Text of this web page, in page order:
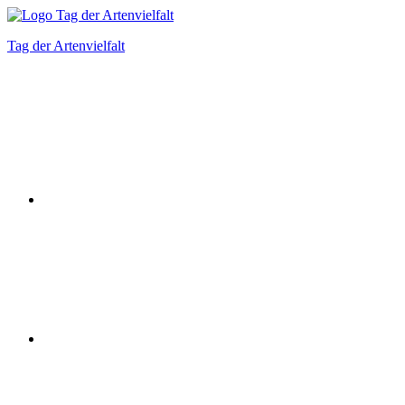
Zum
springen
Tag der Artenvielfalt